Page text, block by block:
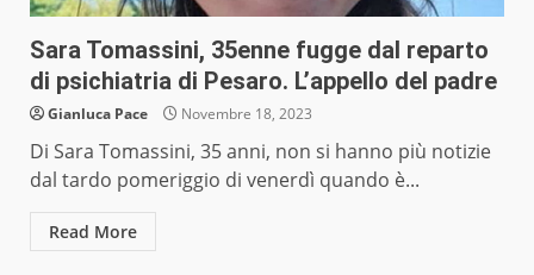
Sara Tomassini, 35enne fugge dal reparto
di psichiatria di Pesaro. L’appello del padre
Gianluca Pace Novembre 18, 2023
Di Sara Tomassini, 35 anni, non si hanno più notizie
dal tardo pomeriggio di venerdì quando è...
Read More